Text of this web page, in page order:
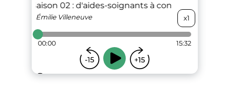
10 - Saison 02 : d'aides-soignants à constructeurs
Émilie Villeneuve x1
00:00 15:32
...